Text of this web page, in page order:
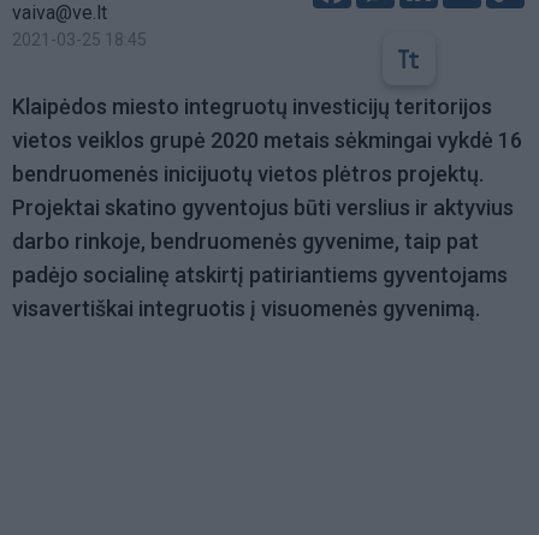
vaiva@ve.lt
2021-03-25 18:45
Klaipėdos miesto integruotų investicijų teritorijos
vietos veiklos grupė 2020 metais sėkmingai vykdė 16
bendruomenės inicijuotų vietos plėtros projektų.
Projektai skatino gyventojus būti verslius ir aktyvius
darbo rinkoje, bendruomenės gyvenime, taip pat
padėjo socialinę atskirtį patiriantiems gyventojams
visavertiškai integruotis į visuomenės gyvenimą.